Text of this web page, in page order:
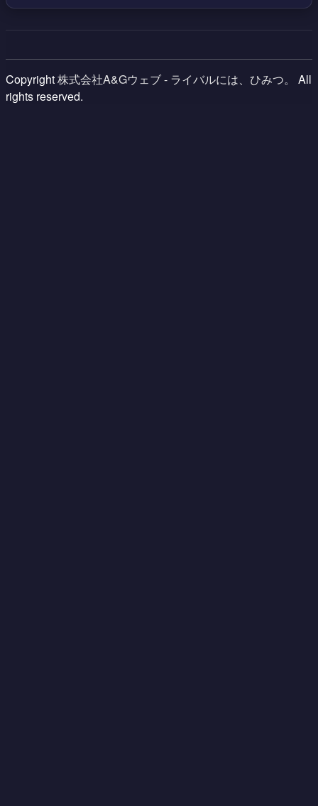
Copyright株式会社A&Gウェブ - ライバルには、ひみつ。
All
rights reserved.